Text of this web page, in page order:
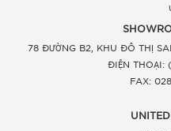
78 ĐƯỜNG B2, KHU ĐÔ THỊ
ĐIỆN THOẠI:
FAX: